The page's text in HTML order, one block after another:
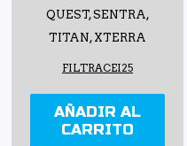
QUEST, SENTRA,
TITAN, XTERRA
FILTRACEI25
AÑADIR AL
CARRITO